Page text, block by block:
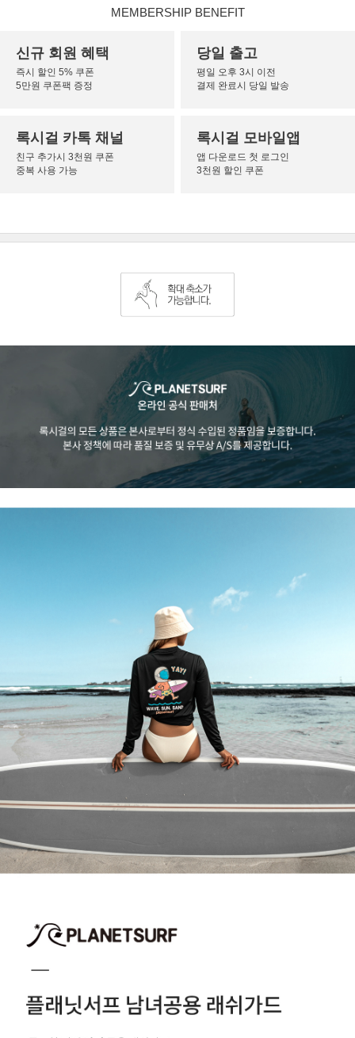
MEMBERSHIP BENEFIT
신규 회원 혜택
즉시 할인 5% 쿠폰
5만원 쿠폰팩 증정
당일 출고
평일 오후 3시 이전
결제 완료시 당일 발송
록시걸 카톡 채널
친구 추가시 3천원 쿠폰
중복 사용 가능
록시걸 모바일앱
앱 다운로드 첫 로그인
3천원 할인 쿠폰